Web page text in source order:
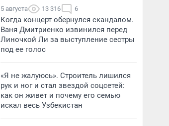
5 августа 13 316 6
Когда концерт обернулся скандалом.
Ваня Дмитриенко извинился перед
Линочкой Ли за выступление сестры
под ее голос
«Я не жалуюсь». Строитель лишился
рук и ног и стал звездой соцсетей:
как он живет и почему его семью
искал весь Узбекистан